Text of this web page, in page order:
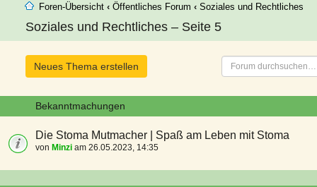
Foren-Übersicht ‹ Öffentliches Forum ‹ Soziales und Rechtliches
Soziales und Rechtliches – Seite 5
Neues Thema erstellen
Bekanntmachungen
Die Stoma Mutmacher | Spaß am Leben mit Stoma
von Minzi am 26.05.2023, 14:35